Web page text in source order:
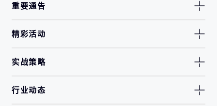
重要通告
精彩活动
实战策略
行业动态